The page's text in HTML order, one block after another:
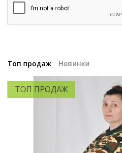
Топ продаж Новинки
ТОП ПРОДАЖ